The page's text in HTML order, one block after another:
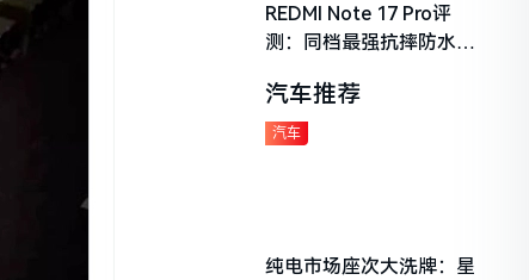
REDMI Note 17 Pro评
测：同档最强抗摔防水，
守门员
汽车推荐
纯电市场座次大洗牌：星
汽车